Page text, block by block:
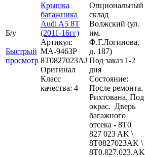
Б/у
Быстрый
просмотр
Крышка
багажника
Audi A5 8T
(2011-16гг)
Артикул:
МА-9463Р
8T0827023AJ
Оригинал
Класс
качества: 4
Опциональный
склад
Волжский (ул.
им.
Ф.Г.Логинова,
д. 187)
Под заказ 1-2
дня
Состояние:
После ремонта.
Рихтована. Под
окрас. Дверь
багажного
отсека - 8T0
827 023 AK \
8T0827023AK \
8T0.827.023.AK